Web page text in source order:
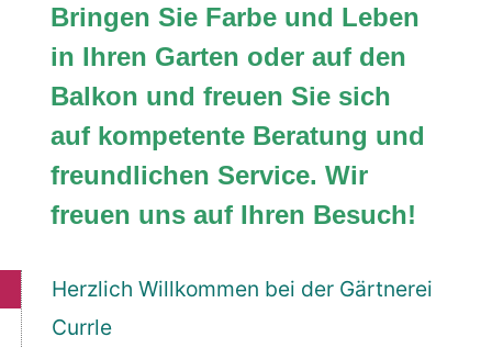
Bringen Sie Farbe und Leben
in Ihren Garten oder auf den
Balkon und freuen Sie sich
auf kompetente Beratung und
freundlichen Service. Wir
freuen uns auf Ihren Besuch!
Herzlich Willkommen bei der Gärtnerei
Currle